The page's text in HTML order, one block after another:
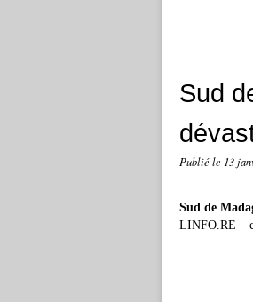
Sud
Publié le 13
Sud de
LINFO.RE –